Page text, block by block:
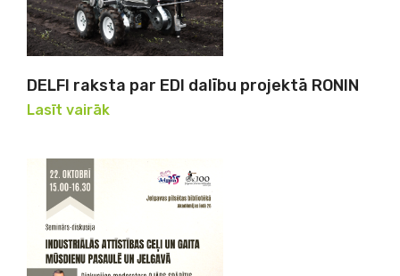
DELFI raksta par EDI dalību projektā RONIN
Lasīt vairāk